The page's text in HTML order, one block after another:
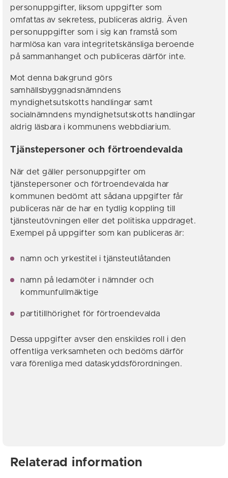
personuppgifter, liksom uppgifter som
omfattas av sekretess, publiceras aldrig. Även
personuppgifter som i sig kan framstå som
harmlösa kan vara integritetskänsliga beroende
på sammanhanget och publiceras därför inte.
Mot denna bakgrund görs
samhällsbyggnadsnämndens
myndighetsutskotts handlingar samt
socialnämndens myndighetsutskotts handlingar
aldrig läsbara i kommunens webbdiarium.
Tjänstepersoner och förtroendevalda
När det gäller personuppgifter om
tjänstepersoner och förtroendevalda har
kommunen bedömt att sådana uppgifter får
publiceras när de har en tydlig koppling till
tjänsteutövningen eller det politiska uppdraget.
Exempel på uppgifter som kan publiceras är:
namn och yrkestitel i tjänsteutlåtanden
namn på ledamöter i nämnder och
kommunfullmäktige
partitillhörighet för förtroendevalda
Dessa uppgifter avser den enskildes roll i den
offentliga verksamheten och bedöms därför
vara förenliga med dataskyddsförordningen.
Relaterad information